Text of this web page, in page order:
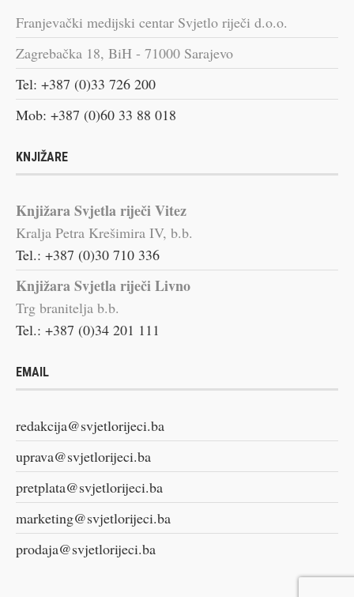
Franjevački medijski centar Svjetlo riječi d.o.o.
Zagrebačka 18, BiH - 71000 Sarajevo
Tel: +387 (0)33 726 200
Mob: +387 (0)60 33 88 018
KNJIŽARE
Knjižara Svjetla riječi Vitez
Kralja Petra Krešimira IV, b.b.
Tel.: +387 (0)30 710 336
Knjižara Svjetla riječi Livno
Trg branitelja b.b.
Tel.: +387 (0)34 201 111
EMAIL
redakcija@svjetlorijeci.ba
uprava@svjetlorijeci.ba
pretplata@svjetlorijeci.ba
marketing@svjetlorijeci.ba
prodaja@svjetlorijeci.ba